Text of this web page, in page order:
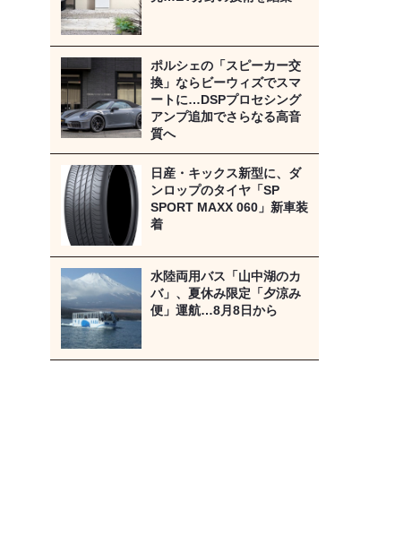
ポルシェの「スピーカー交
換」ならビーウィズでスマ
ートに…DSPプロセシング
アンプ追加でさらなる高音
質へ
日産・キックス新型に、ダ
ンロップのタイヤ「SP
SPORT MAXX 060」新車装
着
水陸両用バス「山中湖のカ
バ」、夏休み限定「夕涼み
便」運航…8月8日から